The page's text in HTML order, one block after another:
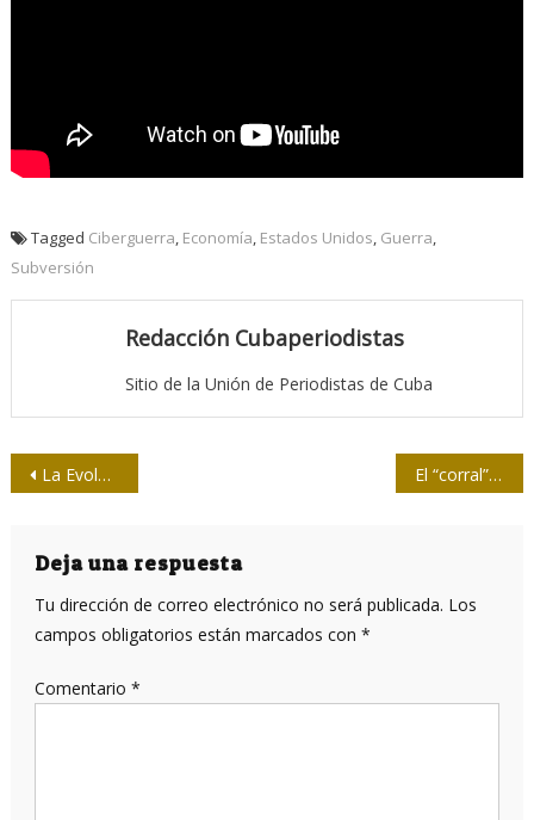
Tagged Ciberguerra Economía Estados Unidos Guerra
Subversión
Redacción Cubaperiodistas
Sitio de la Unión de Periodistas de Cuba
Navegación
entradas
La Evolución de la Comunicación en la nueva Época: Del Fuego a la Inteligencia Cuántica El “corral” de Washington
Deja una respuesta
Tu dirección de correo electrónico no será publicada. Los
campos obligatorios están marcados con *
Comentario *